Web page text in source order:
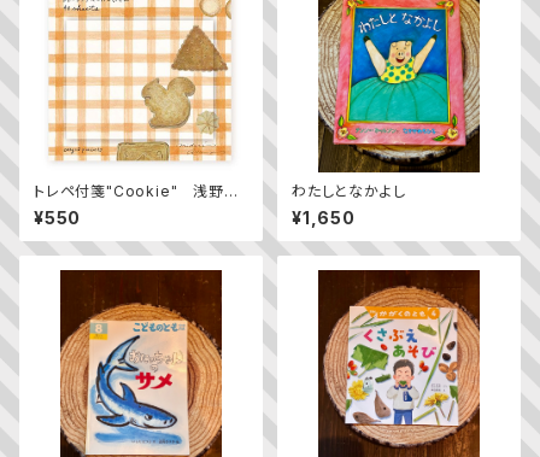
トレペ付箋"Cookie" 浅野み
どり
¥550
わたしとなかよし
¥1,650